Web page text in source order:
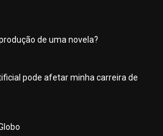
de uma novela?
pode afetar minha carreira de